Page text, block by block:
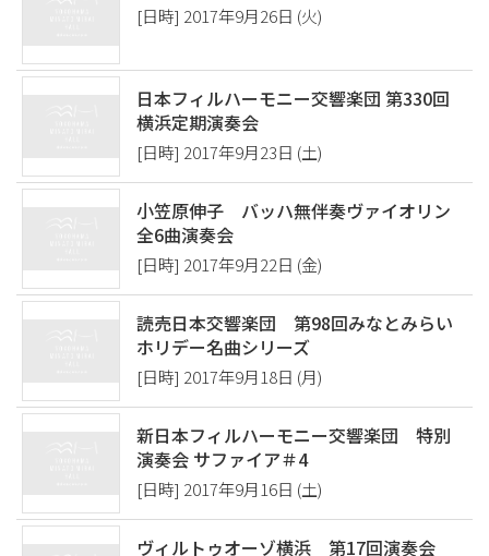
[日時] 2017年9月26日 (火)
日本フィルハーモニー交響楽団 第330回
横浜定期演奏会
[日時] 2017年9月23日 (土)
小笠原伸子 バッハ無伴奏ヴァイオリン
全6曲演奏会
[日時] 2017年9月22日 (金)
読売日本交響楽団 第98回みなとみらい
ホリデー名曲シリーズ
[日時] 2017年9月18日 (月)
新日本フィルハーモニー交響楽団 特別
演奏会 サファイア＃4
[日時] 2017年9月16日 (土)
ヴィルトゥオーゾ横浜 第17回演奏会